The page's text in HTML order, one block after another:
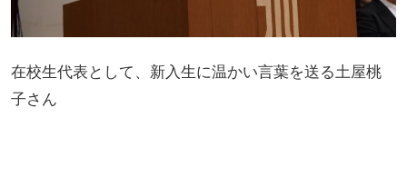
在校生代表として、新入生に温かい言葉を送る土屋桃
子さん